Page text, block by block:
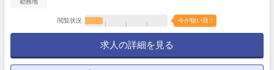
勤務地
閲覧状況 今が狙い目！
求人の詳細を見る